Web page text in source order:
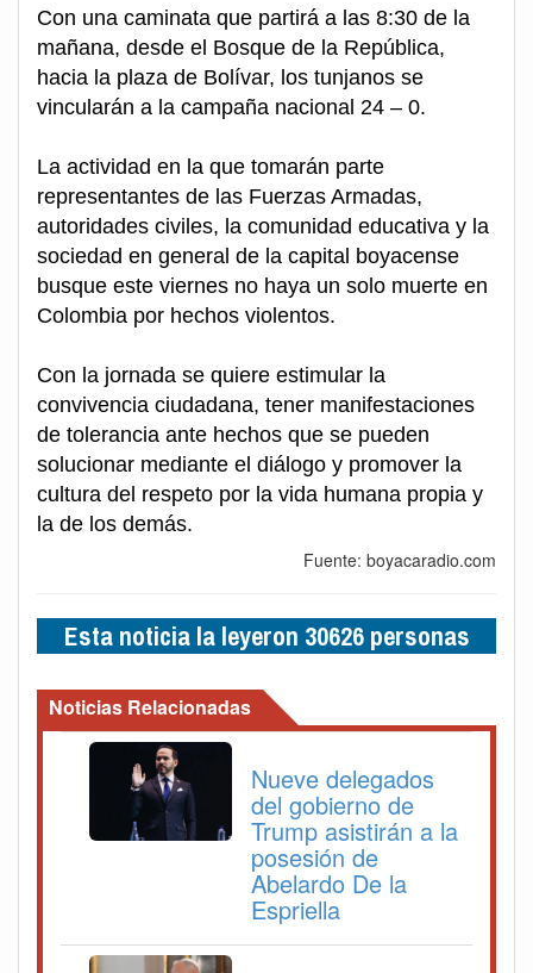
Con una caminata que partirá a las 8:30 de la
mañana, desde el Bosque de la República,
hacia la plaza de Bolívar, los tunjanos se
vincularán a la campaña nacional 24 – 0.
La actividad en la que tomarán parte
representantes de las Fuerzas Armadas,
autoridades civiles, la comunidad educativa y la
sociedad en general de la capital boyacense
busque este viernes no haya un solo muerte en
Colombia por hechos violentos.
Con la jornada se quiere estimular la
convivencia ciudadana, tener manifestaciones
de tolerancia ante hechos que se pueden
solucionar mediante el diálogo y promover la
cultura del respeto por la vida humana propia y
la de los demás.
Fuente: boyacaradio.com
Esta noticia la leyeron 30626 personas
Noticias Relacionadas
Nueve delegados
del gobierno de
Trump asistirán a la
posesión de
Abelardo De la
Espriella